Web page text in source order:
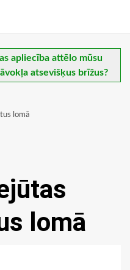
apliecība attēlo mūsu
atsevišķus brīžus?
lomā
lomā